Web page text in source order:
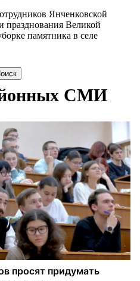
Янченковской
празднования Великой
памятника в селе